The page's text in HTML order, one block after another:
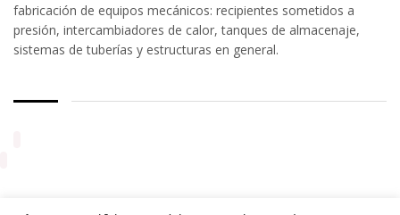
fabricación de equipos mecánicos: recipientes sometidos a
presión, intercambiadores de calor, tanques de almacenaje,
sistemas de tuberías y estructuras en general.